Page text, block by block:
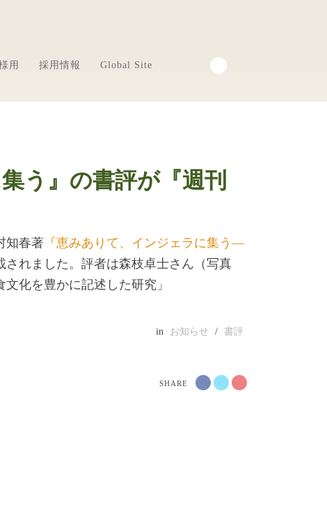
用 採用情報 Global Site
う』の書評が『週刊
知春著 『恵みありて、インジェラに集う―
されました。評者は森枝卓士さん（写真
化を豊かに記述した研究」
in お知らせ / 書評
SHARE